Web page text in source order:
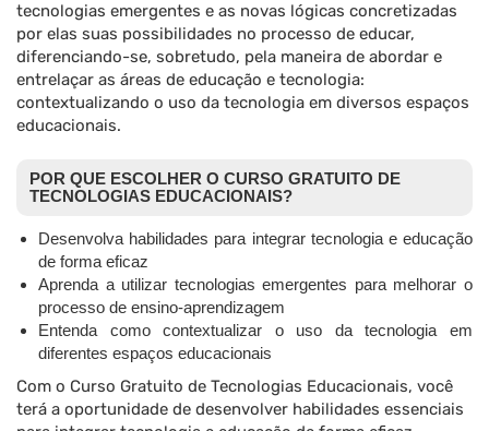
tecnologias emergentes e as novas lógicas concretizadas
por elas suas possibilidades no processo de educar,
diferenciando-se, sobretudo, pela maneira de abordar e
entrelaçar as áreas de educação e tecnologia:
contextualizando o uso da tecnologia em diversos espaços
educacionais.
POR QUE ESCOLHER O CURSO GRATUITO DE
TECNOLOGIAS EDUCACIONAIS?
Desenvolva habilidades para integrar tecnologia e educação
de forma eficaz
Aprenda a utilizar tecnologias emergentes para melhorar o
processo de ensino-aprendizagem
Entenda como contextualizar o uso da tecnologia em
diferentes espaços educacionais
Com o Curso Gratuito de Tecnologias Educacionais, você
terá a oportunidade de desenvolver habilidades essenciais